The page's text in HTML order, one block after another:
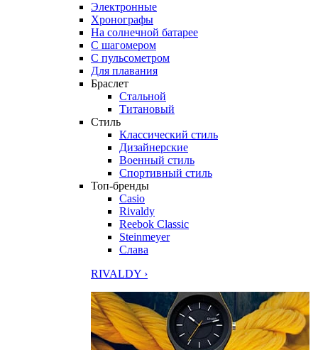
Электронные
Хронографы
На солнечной батарее
С шагомером
С пульсометром
Для плавания
Браслет
Стальной
Титановый
Стиль
Классический стиль
Дизайнерские
Военный стиль
Спортивный стиль
Топ-бренды
Casio
Rivaldy
Reebok Classic
Steinmeyer
Слава
RIVALDY ›